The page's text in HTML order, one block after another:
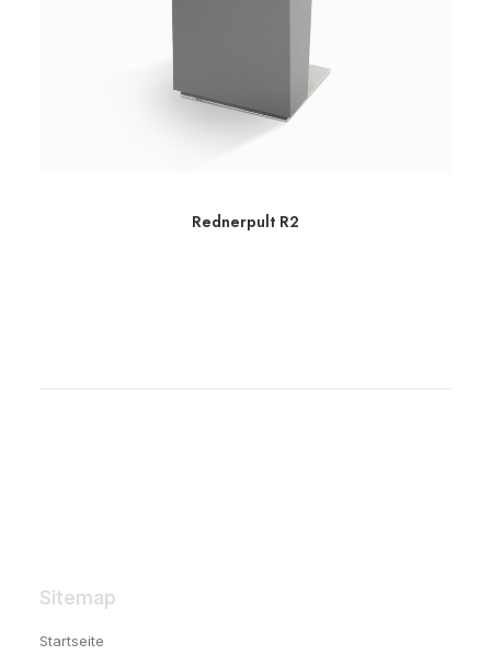
Rednerpult R2
Sitemap
Startseite